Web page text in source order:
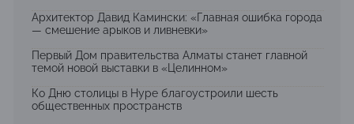
Архитектор Давид Камински: «Главная ошибка города
— смешение арыков и ливневки»
Первый Дом правительства Алматы станет главной
темой новой выставки в «Целинном»
Ко Дню столицы в Нуре благоустроили шесть
общественных пространств